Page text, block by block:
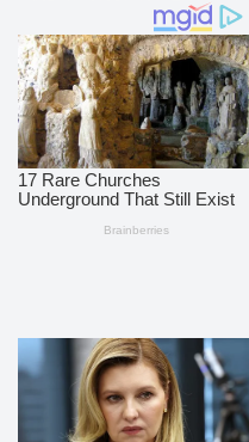
polres nias selatan 50